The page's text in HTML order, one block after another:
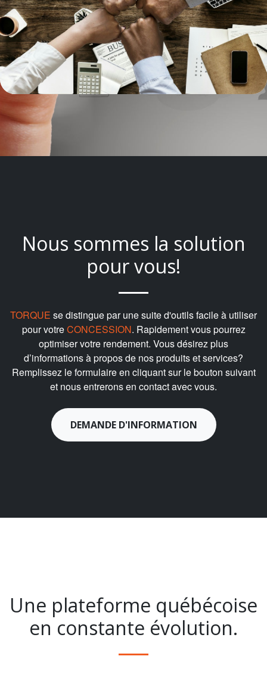
Nous sommes la solution
pour vous!
TORQUE se distingue par une suite d'outils facile à utiliser
pour votreCONCESSION. Rapidement vous pourrez
optimiser votre rendement. Vous désirez plus
d’informations à propos de nos produits et services?
Remplissez le formulaire en cliquant sur le bouton suivant
et nous entrerons en contact avec vous.
DEMANDE D'INFORMATION
Une plateforme québécoise
en constante évolution.